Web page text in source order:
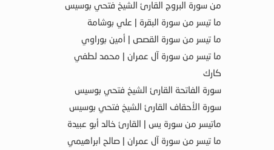
من سورة البروج القارئ الشيخ فتحي بوسيس
ما تيسر من سورة البقرة | علي بوشامة
ما تيسر من سورة القصص | أمين بوراوي
ما تيسر من سورة آل عمران | محمد لطفي
كارك
سورة الفاتحة القارئ الشيخ فتحي بوسيس
سورة الأحقاف القارئ الشيخ فتحي بوسيس
ماتيسر من سورة يس | القارئ خالد أبو عبيدة
ما تيسر من سورة آل عمران | صالح ابراهيمي